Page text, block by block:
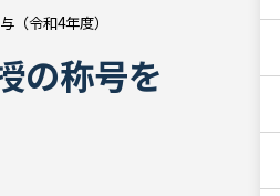
（令和4年度）
の称号を